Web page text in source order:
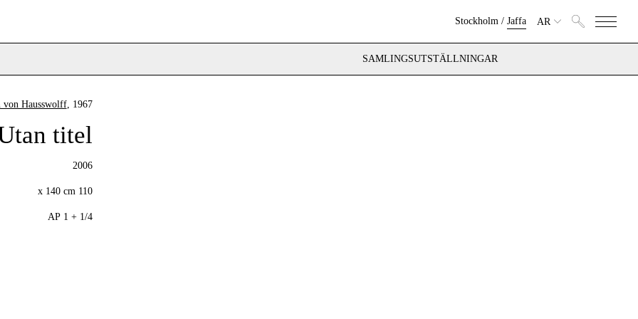
Stockholm/ Jaffa AR
SAMLINGSUTSTÄLLNINGAR
von Hausswolff, 1967
titel
2006
110 x 140 cm
1/4 + 1 AP